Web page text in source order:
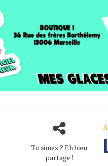
Tu aimes ? Eh bien
partage !